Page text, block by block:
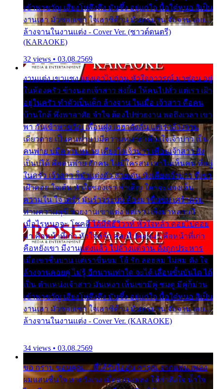
เข้าพาขวัญ เสียงโห่ตึงตึง มันซึ้ง อยู่แก่ใจ มื้อใด๋หนอ สิเป็น
งานเฮา มัวซอยเขา ใจเฮาซิด้าน มันทรมาน จับจาน เอย…
ล้างจานในงานแต่ง - Cover Ver. (ซาวด์ดนตรี)
(KARAOKE)
32 views • 03.08.2569
งานแต่ง เขาแซง แย่งเอาไปก่อน หัวใจอาวรณ์ มาซ่อน อยู่
ในห้องครัว ข้างนอกเจ้าสาว ส่งยิ้ม ให้คนไปทั่ว แต่เรา เฝ้า
อยู่ในครัว ทำตัวเป็นเด็ก ล้างจาน ในเมื่อ เจ้าสาว คือคน
บ้านใกล้ พึ่งพาอาศัย จำใจ ต้องไปช่วยงาน พอถึงเวลา เขา
พา กันเข้าพาขวัญ เพื่อนฝูง เฮฮาดังลั่น แต่เราล้างจาน
เดียวดาย เป็นคนพ่าย บ่มีความหมาย เคียงใจเจ้าบ่าว เป็น
คนพ่าย บ่มีความหมาย เคียงใจเจ้าบ่าว เพื่อนเจ้าสาว ยัง
เป็นบ่ได้ คือคนพ่าย ฮักคน ไม่มีใครสน เขาไม่เห็นคน ที่อยู่
ในครัว เจ้าสาว ก็มัวแต่งตัว สวยเด่น นั่งเคียงเจ้าบ่าว ที่เขา
เฝ้าคอย ใจเต้น หัวใจของเรา ลำเค็ญ ใครจะมองเห็น
ความใน ใจ เศร้า มันร้าวระบม ต้องมาขื่นขม เศร้าตรม
ท่ามความสุขี ช่วยงานเขาแต่ง แต่เรา แล้งมาหลายปี
เมื่อไรหนอจะ โชคดี ได้มีพิธีวิวาห์ หัวใจหล้า คอยไปคอย
มา คือหน้าที่เก่า หัวใจหล้า คอยไปคอยมา คือหน้าที่เก่า
คือหยังเขา มีงานแต่งแล้ว ไปล้างแต่จาน ดั่งถูกประหาร
เมื่อเขาชื่นบาน แต่เราขื่นขม โอ้ รัก ลอยลม ไม่สม ดัง ใจ
ล้างจานคอยคู่ ไม่รู้ อีกนานเท่าใด จะได้ เลื่อนขั้นบันได ได้
เป็น ตำแหน่งเจ้าสาว มันเหงา เห็นเขามีคู่ ซมดู มีคู่ก็ม่วน
เข้าพาขวัญ เสียงโห่ตึงตึง มันซึ้ง อยู่แก่ใจ มื้อใด๋หนอ สิเป็น
งานเฮา มัวซอยเขา ใจเฮาซิด้าน มันทรมาน จับจาน เอย…
ล้างจานในงานแต่ง - Cover Ver. (KARAOKE)
34 views • 03.08.2569
ขอ กราบ ขอบคุณ.... ที่ได้รับไออุ่น การุณ จากแฟน เพลง
ผมแสนชื่นใจ หายวังเวง เมื่อแฟนเพลง ให้กำลังใจ น้ำใจ